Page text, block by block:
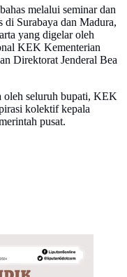
melalui seminar dan
di Surabaya dan Madura,
yang digelar oleh
KEK Kementerian
Direktorat Jenderal Bea
oleh seluruh bupati, KEK
kolektif kepala
pusat.
Ekonomi